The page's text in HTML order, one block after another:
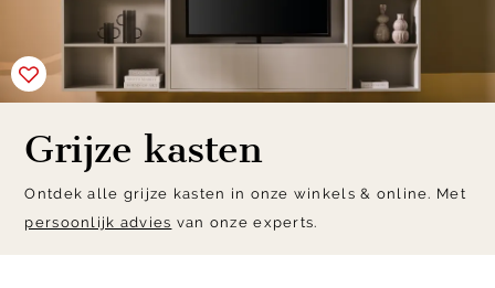
Grijze kasten
Ontdek alle grijze kasten in onze winkels & online. Met
persoonlijk advies van onze experts.